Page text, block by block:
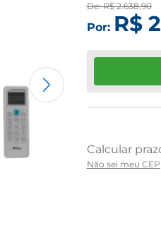
De:R$ 2.638,90
Por: R$ 2
Não sei meu CEP